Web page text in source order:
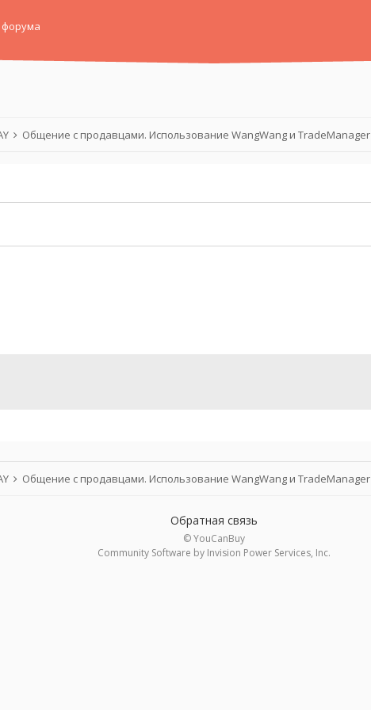
Общение с продавцами. Использование WangWang и TradeManager
Общение с продавцами. Использование WangWang и TradeManager
Обратная связь
© YouCanBuy
Community Software by Invision Power Services, Inc.